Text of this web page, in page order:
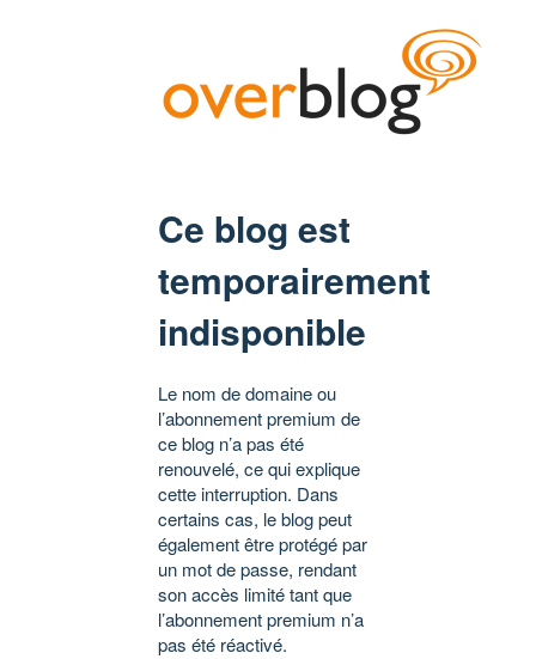
Ce blog est
temporairement
indisponible
Le nom de domaine ou
l’abonnement premium de
ce blog n’a pas été
renouvelé, ce qui explique
cette interruption. Dans
certains cas, le blog peut
également être protégé par
un mot de passe, rendant
son accès limité tant que
l’abonnement premium n’a
pas été réactivé.